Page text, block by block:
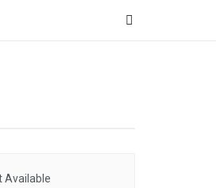
Available